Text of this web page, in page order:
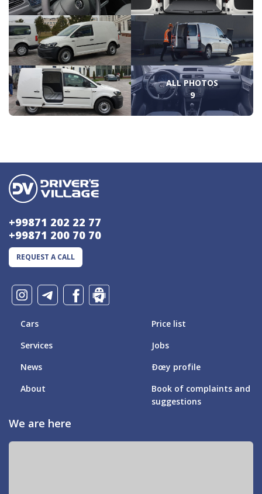
ALL PHOTOS
9
+99871 202 22 77
+99871 200 70 70
REQUEST A CALL
Cars
Services
News
About
Price list
Jobs
Ðœy profile
Book of complaints and
suggestions
We are here